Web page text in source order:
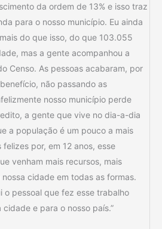
da ordem de 13% e isso traz
para o nosso município. Eu ainda
do que isso, do que 103.055
mas a gente acompanhou a
Censo. As pessoas acabaram, por
não passando as
nosso município perde
a gente que vive no dia-a-dia
a população é um pouco a mais
por, em 12 anos, esse
venham mais recursos, mais
cidade em todas as formas.
o pessoal que fez esse trabalho
e para o nosso país.”